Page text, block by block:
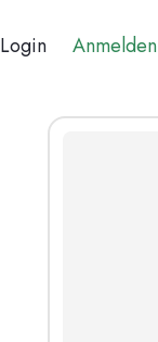
Login Anmelden